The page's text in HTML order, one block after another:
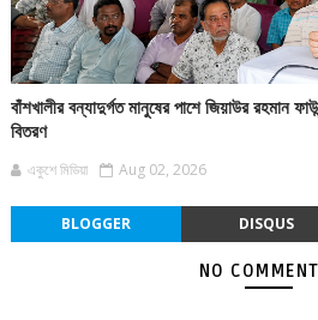
বাঁশখালীর বন্যাদুর্গত মানুষের পাশে জিয়াউর রহমান
বিতরণ
একুশে মিডিয়া Aug 02, 2026
BLOGGER DISQUS
NO